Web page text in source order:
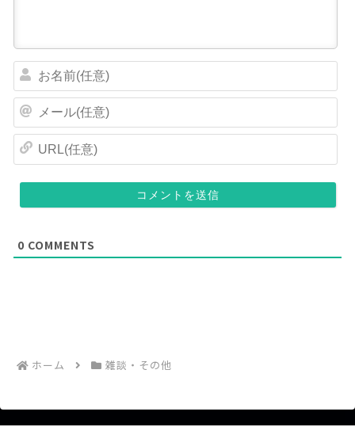
前
任
)
ル
0 COMMENTS
ホーム 雑談・その他